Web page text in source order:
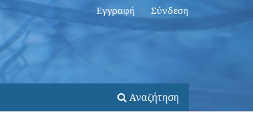
Αναζήτηση
Εγγραφή Σύνδεση